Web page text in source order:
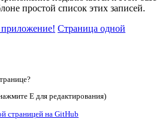
простой список этих записей.
приложение! Страница одной